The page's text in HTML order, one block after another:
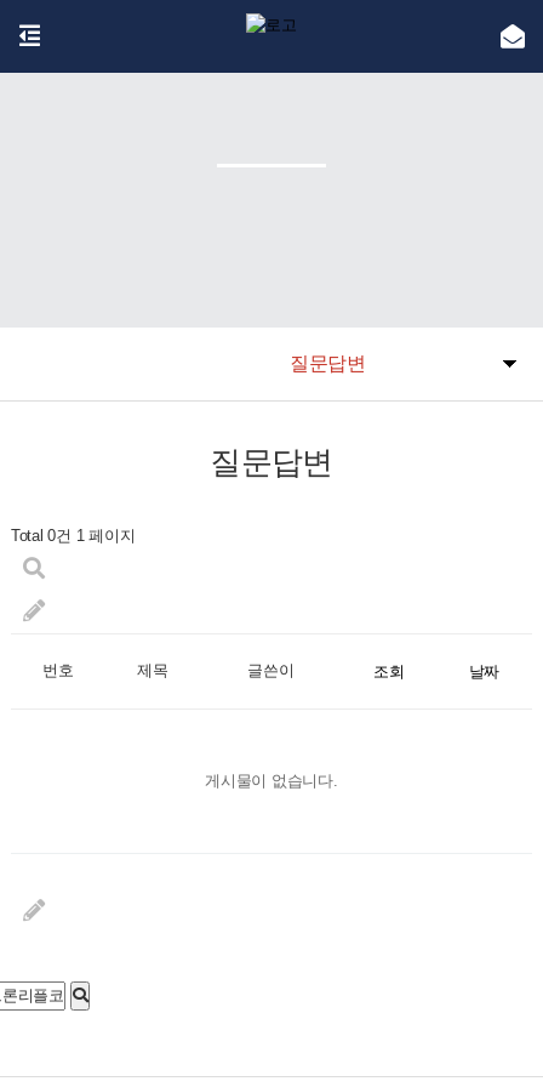
질문답변
질문답변
Total 0건 1 페이지
번호 제목 글쓴이 조회 날짜
게시물이 없습니다.